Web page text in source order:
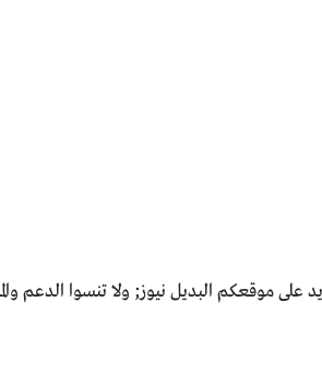
موقعكم البديل نيوز; ولا تنسوا الدعم